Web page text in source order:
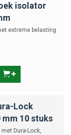
isolator
extreme belasting
Lock
10 stuks
Dura-Lock,